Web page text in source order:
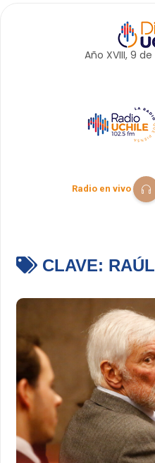
Año XVIII, 9 de
Radio en vivo
CLAVE: